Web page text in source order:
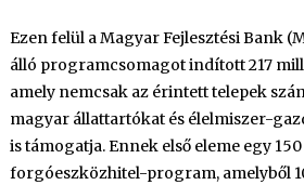
Ezen felül a Magyar Fejlesztési Bank
álló programcsomagot indított 217
amely nemcsak az érintett telepek
magyar állattartókat és élelmiszer-
is támogatja. Ennek első eleme egy
forgóeszközhitel-program, amelyből